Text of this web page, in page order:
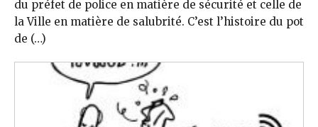
du préfet de police en matière de sécurité et celle de
la Ville en matière de salubrité. C’est l’histoire du pot
de (…)